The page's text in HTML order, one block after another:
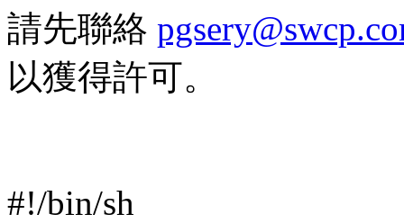
請先聯絡
以獲得許可。
#!/bin/sh